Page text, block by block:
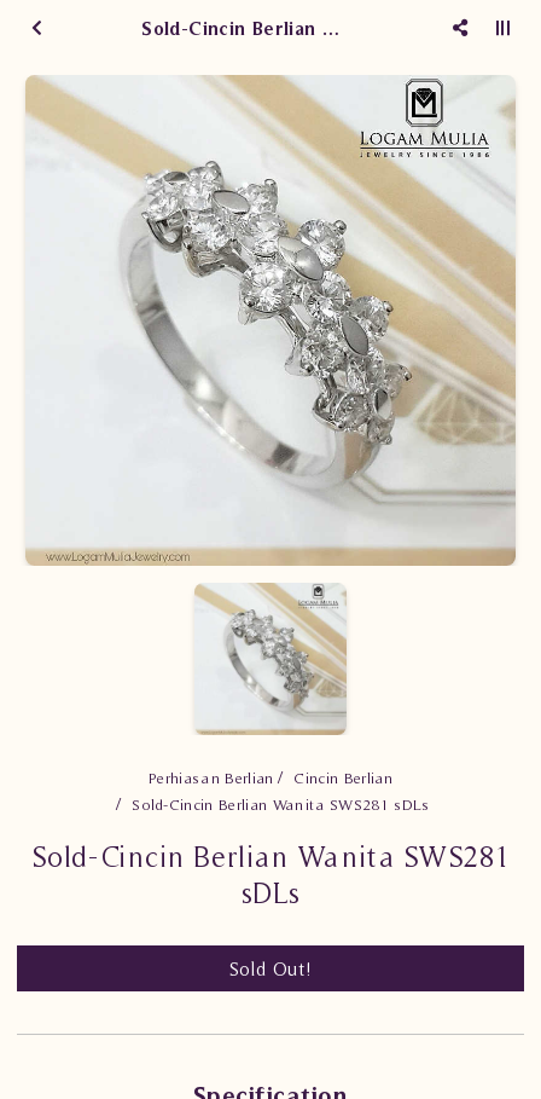
Sold-Cincin Berlian Wanita SWS281 sDLs
Perhiasan Berlian
Cincin Berlian
Sold-Cincin Berlian Wanita SWS281 sDLs
Sold-Cincin Berlian Wanita SWS281
sDLs
Sold Out!